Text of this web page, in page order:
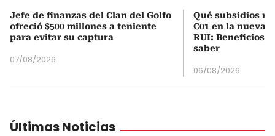
Jefe de finanzas del Clan del Golfo
ofreció $500 millones a teniente
para evitar su captura
07/08/2026
Qué subsidios
C01 en la nueva
RUI: Beneficios
saber
06/08/2026
Últimas Noticias